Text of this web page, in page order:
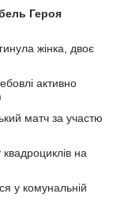
Героя
жінка, двоє
активно
матч за участю
на
у комунальній